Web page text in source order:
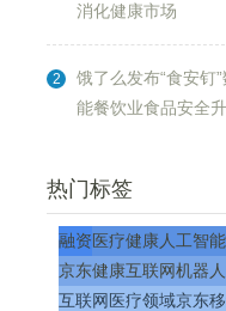
消化健康市场
2
饿了么发布“食安钉
能餐饮业食品安全
热门标签
融资医疗健康人工智能
京东健康互联网机器人
互联网医疗领域京东